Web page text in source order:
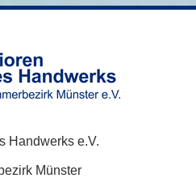
Handwerks e.V.
Münster